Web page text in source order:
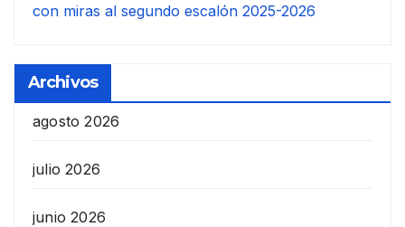
con miras al segundo escalón 2025-2026
Archivos
agosto 2026
julio 2026
junio 2026